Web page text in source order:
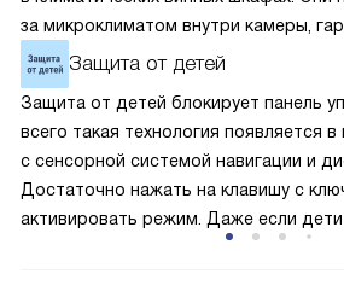
за микроклиматом внутри камеры,
условия для выдержки напитков. При
значительного отклонения
нормы один из датчиков немедленно
тревоги , позволяя оперативно
система обеспечивает не просто
а двойную защиту ценного
Защита от детей
Защита от детей блокирует панель
всего такая технология появляется
с сенсорной системой навигации и
Достаточно нажать на клавишу с
активировать режим. Даже если